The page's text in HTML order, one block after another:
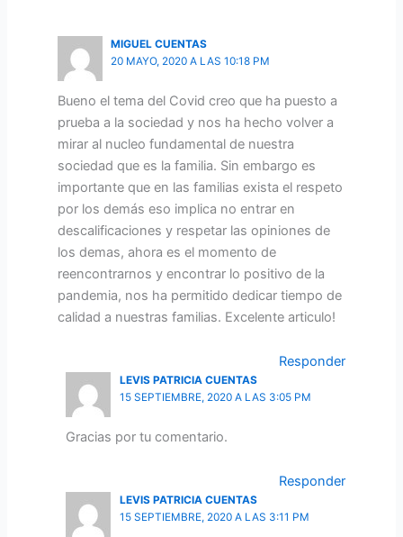
MIGUEL CUENTAS
20 MAYO, 2020 A LAS 10:18 PM
Bueno el tema del Covid creo que ha puesto a
prueba a la sociedad y nos ha hecho volver a
mirar al nucleo fundamental de nuestra
sociedad que es la familia. Sin embargo es
importante que en las familias exista el respeto
por los demás eso implica no entrar en
descalificaciones y respetar las opiniones de
los demas, ahora es el momento de
reencontrarnos y encontrar lo positivo de la
pandemia, nos ha permitido dedicar tiempo de
calidad a nuestras familias. Excelente articulo!
Responder
LEVIS PATRICIA CUENTAS
15 SEPTIEMBRE, 2020 A LAS 3:05 PM
Gracias por tu comentario.
Responder
LEVIS PATRICIA CUENTAS
15 SEPTIEMBRE, 2020 A LAS 3:11 PM